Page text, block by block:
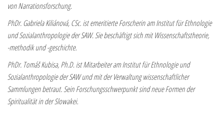
von Narrationsforschung.
PhDr. Gabriela Kiliánová, CSc. ist emeritierte Forscherin am Institut für Ethnologie
und Sozialanthropologie der SAW. Sie beschäftigt sich mit Wissenschaftstheorie,
-methodik und -geschichte.
PhDr. Tomáš Kubisa, Ph.D. ist Mitarbeiter am Institut für Ethnologie und
Sozialanthropologie der SAW und mit der Verwaltung wissenschaftlicher
Sammlungen betraut. Sein Forschungsschwerpunkt sind neue Formen der
Spiritualität in der Slowakei.